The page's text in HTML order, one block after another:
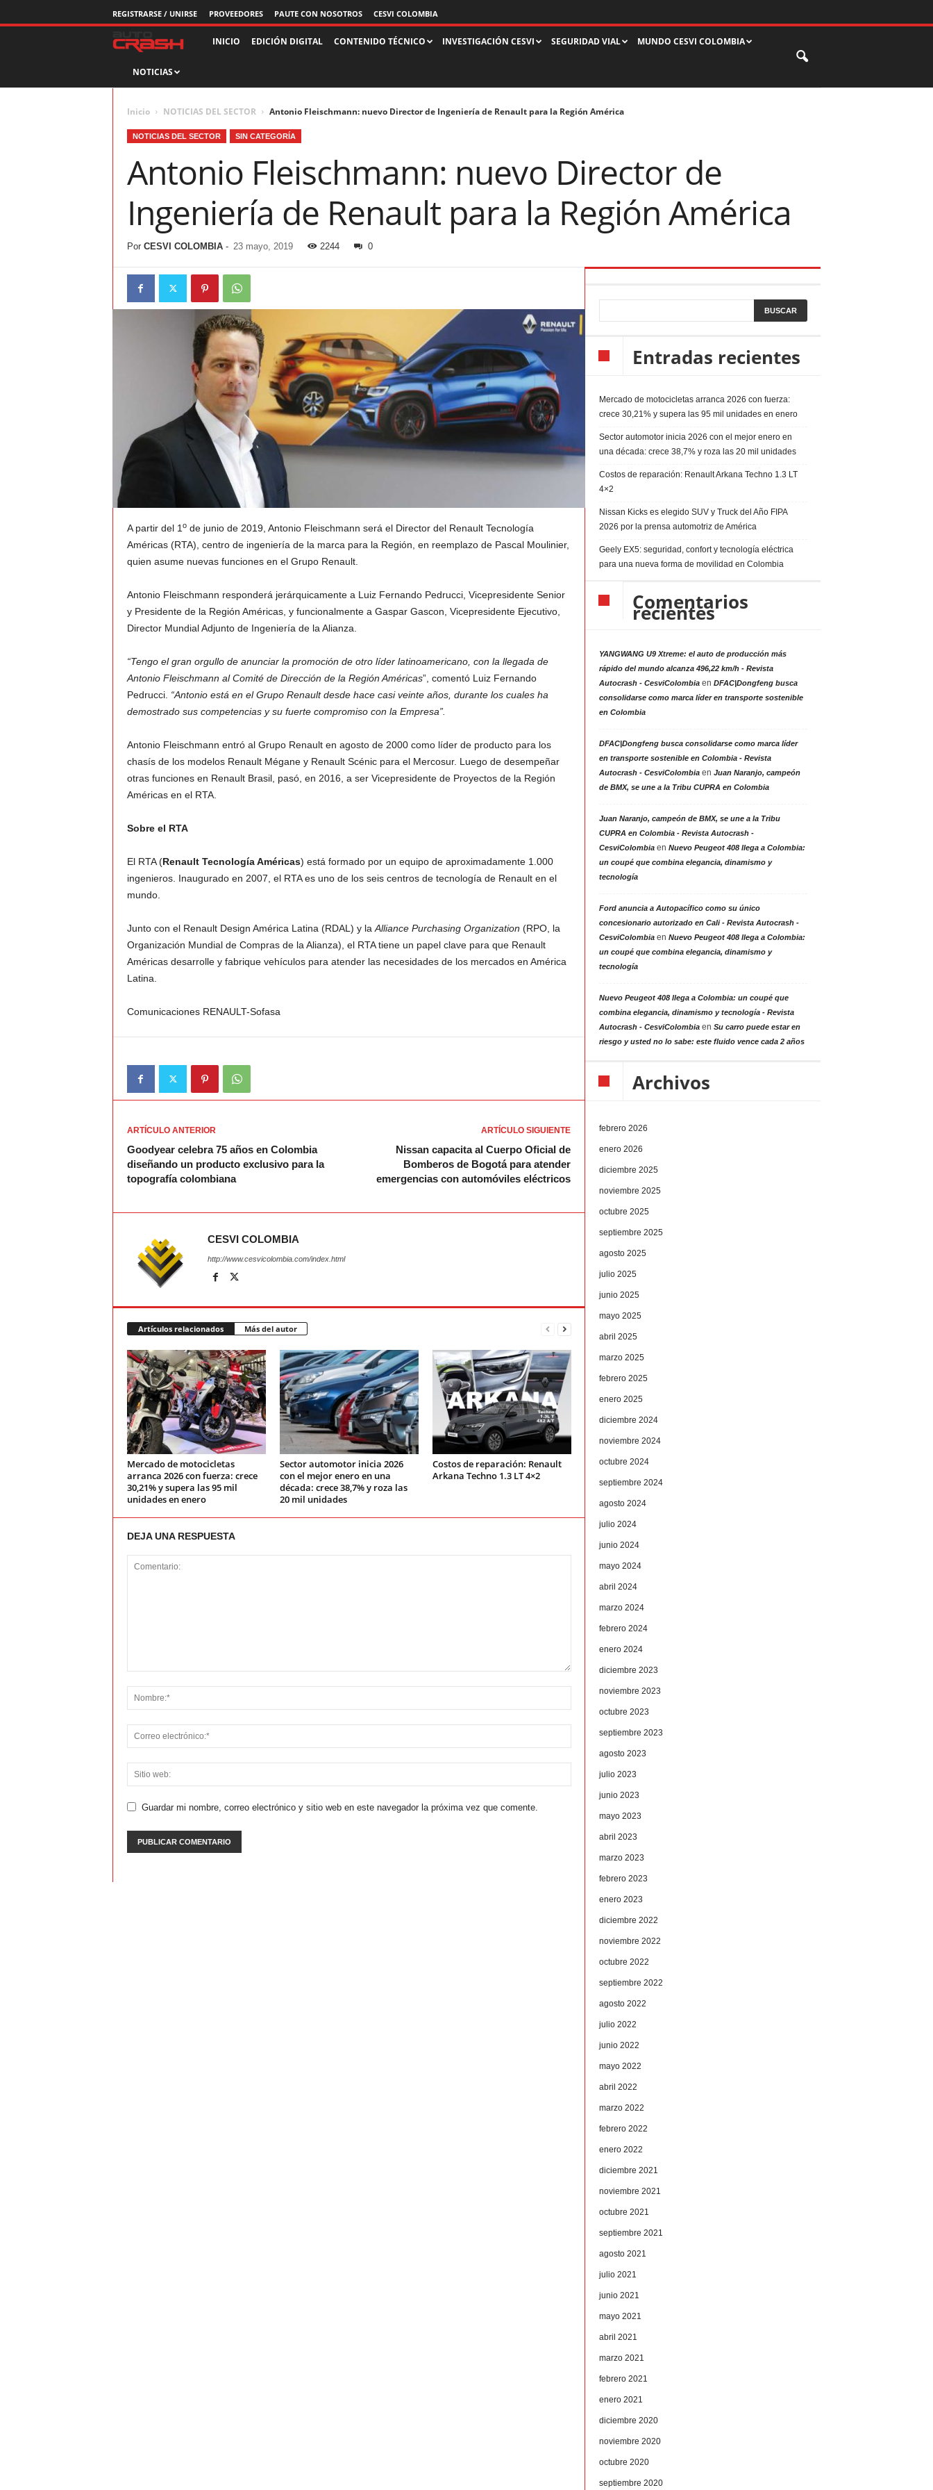
REGISTRARSE / UNIRSE PROVEEDORES PAUTE CON NOSOTROS CESVI COLOMBIA
i
a
u
t
o
r
a
–
C
e
i
C
o
l
b
a
INICIO EDICIÓN DIGITAL CONTENIDO TÉCNICO INVESTIGACIÓN CESVI SEGURIDAD VIAL MUNDO CESVI COLOMBIA
NOTICIAS
Inicio NOTICIAS DEL SECTOR Antonio Fleischmann: nuevo Director de Ingeniería de Renault para la Región América
NOTICIAS DEL SECTOR SIN CATEGORÍA
Antonio Fleischmann: nuevo Director de
Ingeniería de Renault para la Región América
Por CESVI COLOMBIA- 23 mayo, 2019 2244 0
A partir del 1 ode junio de 2019, Antonio Fleischmann será el Director del Renault Tecnología
Américas (RTA), centro de ingeniería de la marca para la Región, en reemplazo de Pascal Moulinier,
quien asume nuevas funciones en el Grupo Renault.
Antonio Fleischmann responderá jerárquicamente a Luiz Fernando Pedrucci, Vicepresidente Senior
y Presidente de la Región Américas, y funcionalmente a Gaspar Gascon, Vicepresidente Ejecutivo,
Director Mundial Adjunto de Ingeniería de la Alianza.
“Tengo el gran orgullo de anunciar la promoción de otro líder latinoamericano, con la llegada de
Antonio Fleischmann al Comité de Dirección de la Región Américas”, comentó Luiz Fernando
Pedrucci. “Antonio está en el Grupo Renault desde hace casi veinte años, durante los cuales ha
demostrado sus competencias y su fuerte compromiso con la Empresa”.
Antonio Fleischmann entró al Grupo Renault en agosto de 2000 como líder de producto para los
chasís de los modelos Renault Mégane y Renault Scénic para el Mercosur. Luego de desempeñar
otras funciones en Renault Brasil, pasó, en 2016, a ser Vicepresidente de Proyectos de la Región
Américas en el RTA.
Sobre el RTA
El RTA (Renault Tecnología Américas) está formado por un equipo de aproximadamente 1.000
ingenieros. Inaugurado en 2007, el RTA es uno de los seis centros de tecnología de Renault en el
mundo.
Junto con el Renault Design América Latina (RDAL) y la Alliance Purchasing Organization (RPO, la
Organización Mundial de Compras de la Alianza), el RTA tiene un papel clave para que Renault
Américas desarrolle y fabrique vehículos para atender las necesidades de los mercados en América
Latina.
Comunicaciones RENAULT-Sofasa
ARTÍCULO ANTERIOR
Goodyear celebra 75 años en Colombia
diseñando un producto exclusivo para la
topografía colombiana
ARTÍCULO SIGUIENTE
Nissan capacita al Cuerpo Oficial de
Bomberos de Bogotá para atender
emergencias con automóviles eléctricos
CESVI COLOMBIA
http://www.cesvicolombia.com/index.html
Artículos relacionados Más del autor
Mercado de motocicletas
arranca 2026 con fuerza: crece
30,21% y supera las 95 mil
unidades en enero
Sector automotor inicia 2026
con el mejor enero en una
década: crece 38,7% y roza las
20 mil unidades
Costos de reparación: Renault
Arkana Techno 1.3 LT 4×2
DEJA UNA RESPUESTA
Guardar mi nombre, correo electrónico y sitio web en este navegador la próxima vez que comente.
Entradas recientes
Mercado de motocicletas arranca 2026 con fuerza:
crece 30,21% y supera las 95 mil unidades en enero
Sector automotor inicia 2026 con el mejor enero en
una década: crece 38,7% y roza las 20 mil unidades
Costos de reparación: Renault Arkana Techno 1.3 LT
4×2
Nissan Kicks es elegido SUV y Truck del Año FIPA
2026 por la prensa automotriz de América
Geely EX5: seguridad, confort y tecnología eléctrica
para una nueva forma de movilidad en Colombia
Comentarios
recientes
YANGWANG U9 Xtreme: el auto de producción más
rápido del mundo alcanza 496,22 km/h - Revista
Autocrash - CesviColombiaen DFAC|Dongfeng busca
consolidarse como marca líder en transporte sostenible
en Colombia
DFAC|Dongfeng busca consolidarse como marca líder
en transporte sostenible en Colombia - Revista
Autocrash - CesviColombiaen Juan Naranjo, campeón
de BMX, se une a la Tribu CUPRA en Colombia
Juan Naranjo, campeón de BMX, se une a la Tribu
CUPRA en Colombia - Revista Autocrash -
CesviColombiaen Nuevo Peugeot 408 llega a Colombia:
un coupé que combina elegancia, dinamismo y
tecnología
Ford anuncia a Autopacífico como su único
concesionario autorizado en Cali - Revista Autocrash -
CesviColombiaen Nuevo Peugeot 408 llega a Colombia:
un coupé que combina elegancia, dinamismo y
tecnología
Nuevo Peugeot 408 llega a Colombia: un coupé que
combina elegancia, dinamismo y tecnología - Revista
Autocrash - CesviColombiaen Su carro puede estar en
riesgo y usted no lo sabe: este fluido vence cada 2 años
Archivos
febrero 2026
enero 2026
diciembre 2025
noviembre 2025
octubre 2025
septiembre 2025
agosto 2025
julio 2025
junio 2025
mayo 2025
abril 2025
marzo 2025
febrero 2025
enero 2025
diciembre 2024
noviembre 2024
octubre 2024
septiembre 2024
agosto 2024
julio 2024
junio 2024
mayo 2024
abril 2024
marzo 2024
febrero 2024
enero 2024
diciembre 2023
noviembre 2023
octubre 2023
septiembre 2023
agosto 2023
julio 2023
junio 2023
mayo 2023
abril 2023
marzo 2023
febrero 2023
enero 2023
diciembre 2022
noviembre 2022
octubre 2022
septiembre 2022
agosto 2022
julio 2022
junio 2022
mayo 2022
abril 2022
marzo 2022
febrero 2022
enero 2022
diciembre 2021
noviembre 2021
octubre 2021
septiembre 2021
agosto 2021
julio 2021
junio 2021
mayo 2021
abril 2021
marzo 2021
febrero 2021
enero 2021
diciembre 2020
noviembre 2020
octubre 2020
septiembre 2020